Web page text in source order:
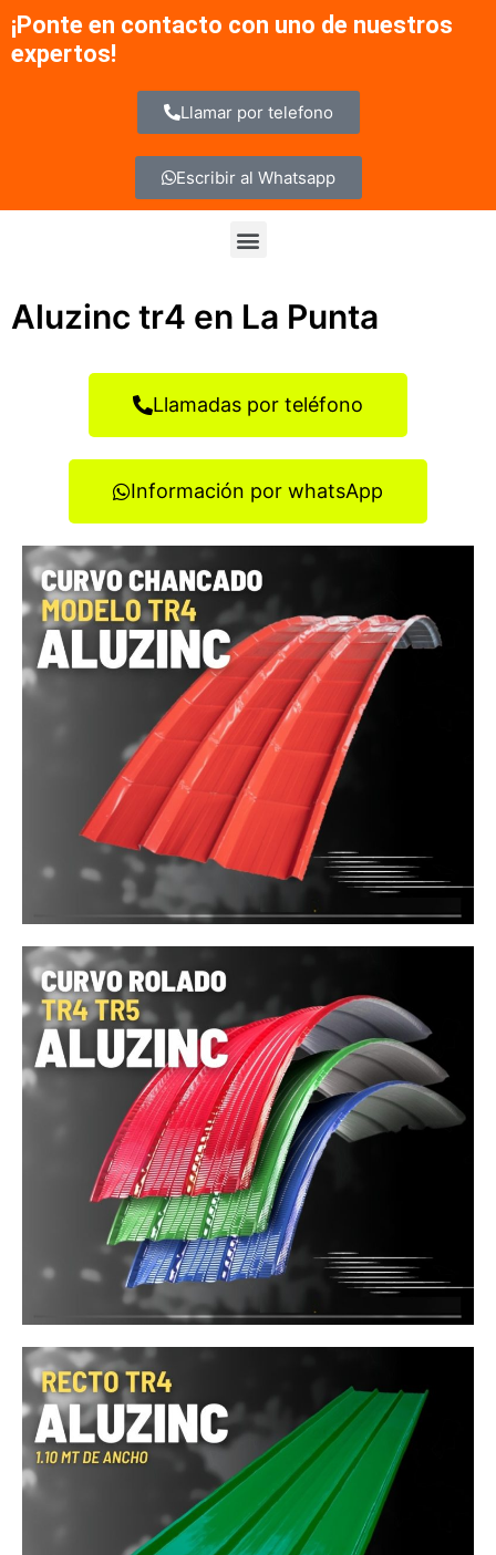
contenido
¡Ponte en contacto con uno de nuestros
expertos!
Llamar por telefono
Escribir al Whatsapp
Menu
Aluzinc tr4 en La Punta
Llamadas por teléfono
Información por whatsApp